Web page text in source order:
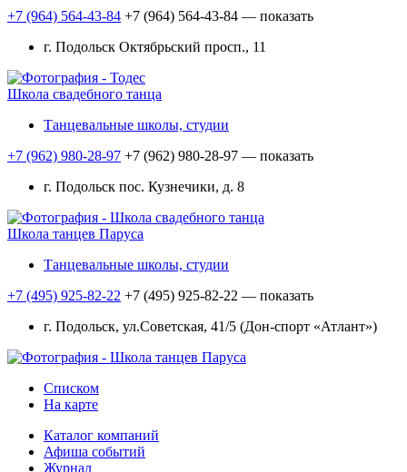
+7 (964) 564-43-84 +7 (964) 564-43-84 — показать
г. Подольск Октябрьский просп., 11
Школа свадебного танца
Танцевальные школы, студии
+7 (962) 980-28-97 +7 (962) 980-28-97 — показать
г. Подольск пос. Кузнечики, д. 8
Школа танцев Паруса
Танцевальные школы, студии
+7 (495) 925-82-22 +7 (495) 925-82-22 — показать
г. Подольск, ул.Советская, 41/5 (Дон-спорт «Атлант»)
Списком
На карте
Каталог компаний
Афиша событий
Журнал